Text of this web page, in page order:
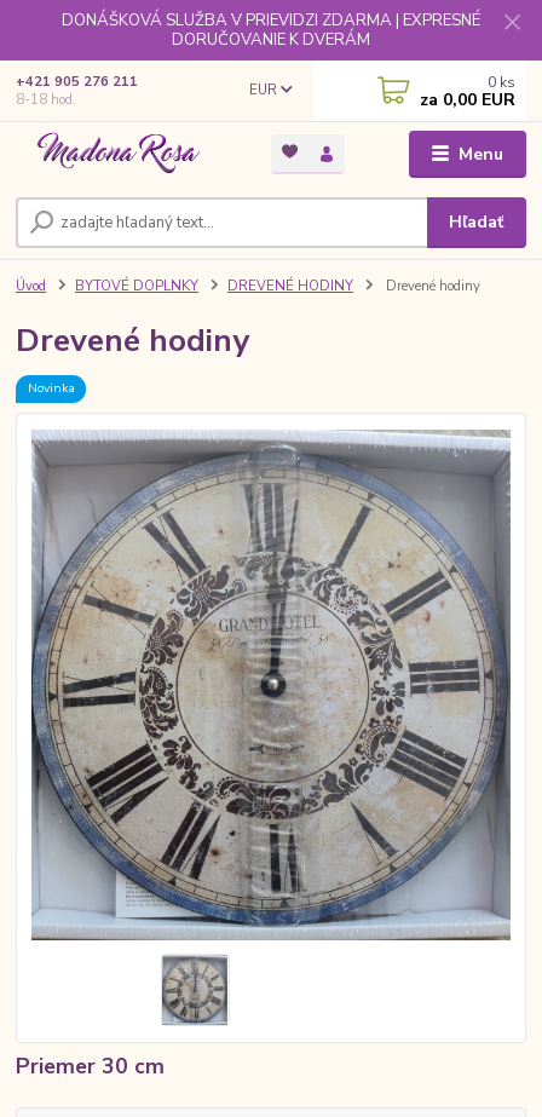
DONÁŠKOVÁ SLUŽBA V PRIEVIDZI ZDARMA | EXPRESNÉ
DORUČOVANIE K DVERÁM
Menu
EUR
Hľadať
+421 905 276 211
8-18 hod.
0 ks
za 0,00 EUR
Úvod BYTOVÉ DOPLNKY DREVENÉ HODINY Drevené hodiny
Drevené hodiny
Novinka
Priemer 30 cm